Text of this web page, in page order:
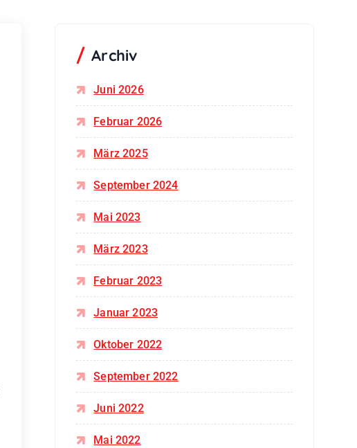
Archiv
Juni 2026
Februar 2026
März 2025
September 2024
Mai 2023
März 2023
Februar 2023
Januar 2023
Oktober 2022
September 2022
Juni 2022
Mai 2022